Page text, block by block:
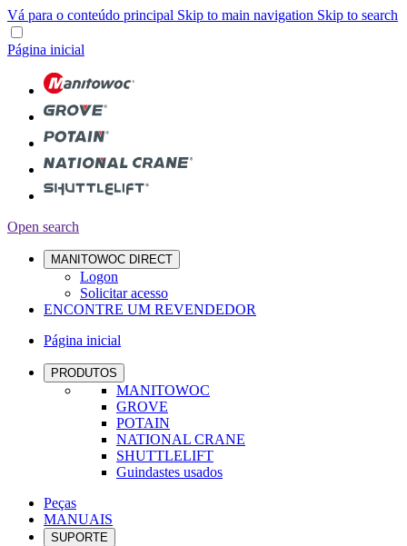
Vá para o conteúdo principal Skip to main navigation Skip to search
Página inicial
Open search
MANITOWOC DIRECT
Logon
Solicitar acesso
ENCONTRE UM REVENDEDOR
Página inicial
PRODUTOS
MANITOWOC
GROVE
POTAIN
NATIONAL CRANE
SHUTTLELIFT
Guindastes usados
Peças
MANUAIS
SUPORTE